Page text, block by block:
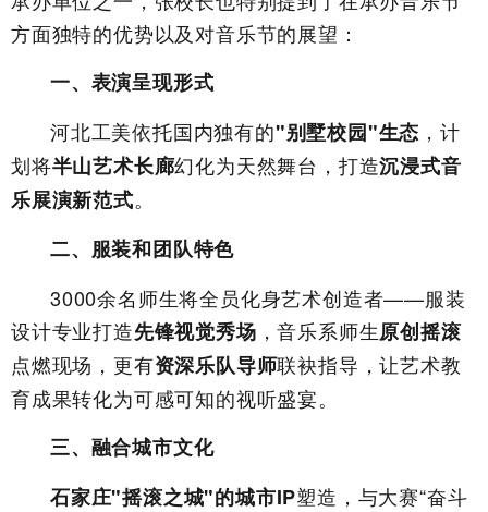
方面独特的优势以及对音乐节的展望：
一、 表演呈现形式
河北工美依托国内独有的"别墅校园"生态 ，计
划将半山艺术长廊幻化为天然舞台，打造沉浸式音
乐展演新范式。
二、 服装和团队特色
3000余名师生将全员化身艺术创造者——服装
设计专业打造先锋视觉秀场 ，音乐系师生原创摇滚
点燃现场，更有资深乐队导师联袂指导，让艺术教
育成果转化为可感可知的视听盛宴。
三、 融合城市文化
石家庄"摇滚之城"的城市IP塑造，与大赛“奋斗